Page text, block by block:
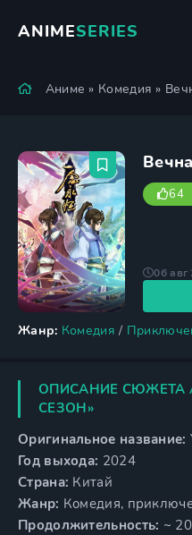
ANIMESERIES
Аниме » Комедия »
64
Жанр: Комедия /
06 авг
ОПИСАНИЕ СЮЖЕТА
СЕЗОН»
Оригинальное название:
Год выхода: 2024
Страна: Китай
Жанр: Комедия,
Продолжительность: ~